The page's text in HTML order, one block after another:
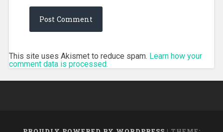
This site uses Akismet to reduce spam. Learn how your
comment data is processed.